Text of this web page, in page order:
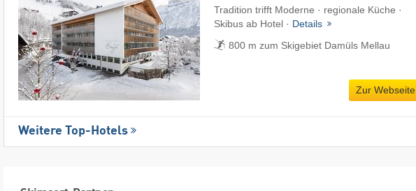
Tradition trifft Moderne · regionale Küche ·
Skibus ab Hotel · Details
800 m zum Skigebiet Damüls Mellau
Zur Webseite
Weitere Top-Hotels